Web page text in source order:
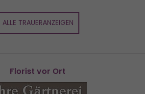
ALLE TRAUERANZEIGEN
Florist vor Ort